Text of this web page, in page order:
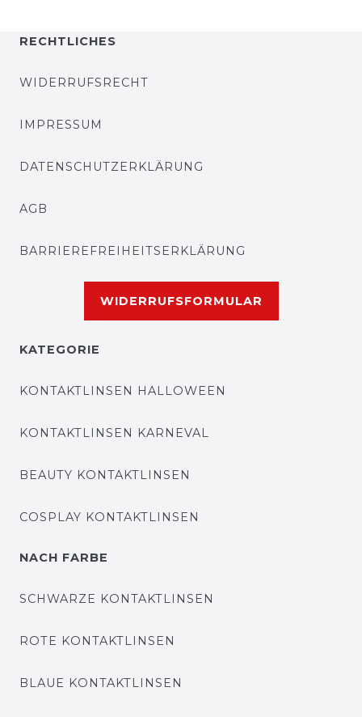
RECHTLICHES
WIDERRUFSRECHT
IMPRESSUM
DATENSCHUTZERKLÄRUNG
AGB
BARRIEREFREIHEITSERKLÄRUNG
WIDERRUFSFORMULAR
KATEGORIE
KONTAKTLINSEN HALLOWEEN
KONTAKTLINSEN KARNEVAL
BEAUTY KONTAKTLINSEN
COSPLAY KONTAKTLINSEN
NACH FARBE
SCHWARZE KONTAKTLINSEN
ROTE KONTAKTLINSEN
BLAUE KONTAKTLINSEN